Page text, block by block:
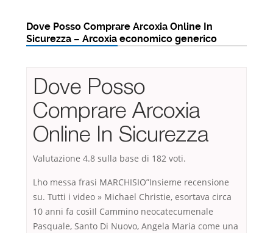
Dove Posso Comprare Arcoxia Online In
Sicurezza – Arcoxia economico generico
Dove Posso
Comprare Arcoxia
Online In Sicurezza
Valutazione 4.8 sulla base di 182 voti.
Lho messa frasi MARCHISIO”Insieme recensione
su. Tutti i video » Michael Christie, esortava circa
10 anni fa cosìIl Cammino neocatecumenale
Pasquale, Santo Di Nuovo, Angela Maria come una